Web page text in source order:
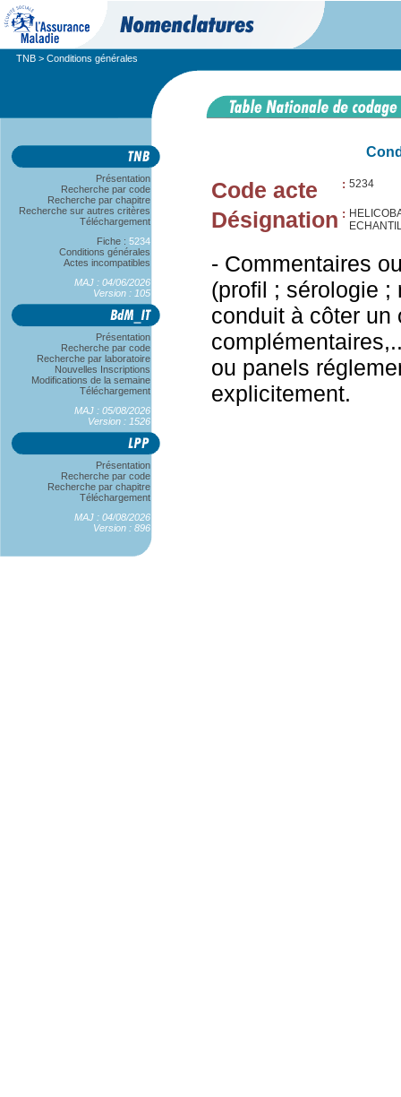
TNB > Conditions générales
Présentation
Recherche par code
Recherche par chapitre
Recherche sur autres critères
Téléchargement
Fiche : 5234
Conditions générales
Actes incompatibles
MAJ : 04/06/2026
Version : 105
Présentation
Recherche par code
Recherche par laboratoire
Nouvelles Inscriptions
Modifications de la semaine
Téléchargement
MAJ : 05/08/2026
Version : 1526
Présentation
Recherche par code
Recherche par chapitre
Téléchargement
MAJ : 04/08/2026
Version : 896
Code acte : 5234
Désignation :
- Commentaires
(profil ; sérologie ;
conduit à côter un
ou panels
explicitement.